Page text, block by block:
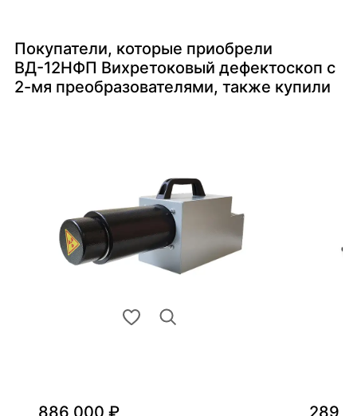
Покупатели, которые приобрели
ВД-12НФП Вихретоковый дефектоскоп с
2-мя преобразователями, также купили